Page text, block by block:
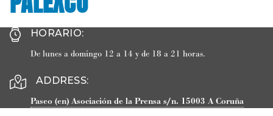
HORARIO:
De lunes a domingo 12 a 14 y de 18 a 21 horas.
ADDRESS:
Paseo (en) Asociación de la Prensa s/n. 15003 A Coruña